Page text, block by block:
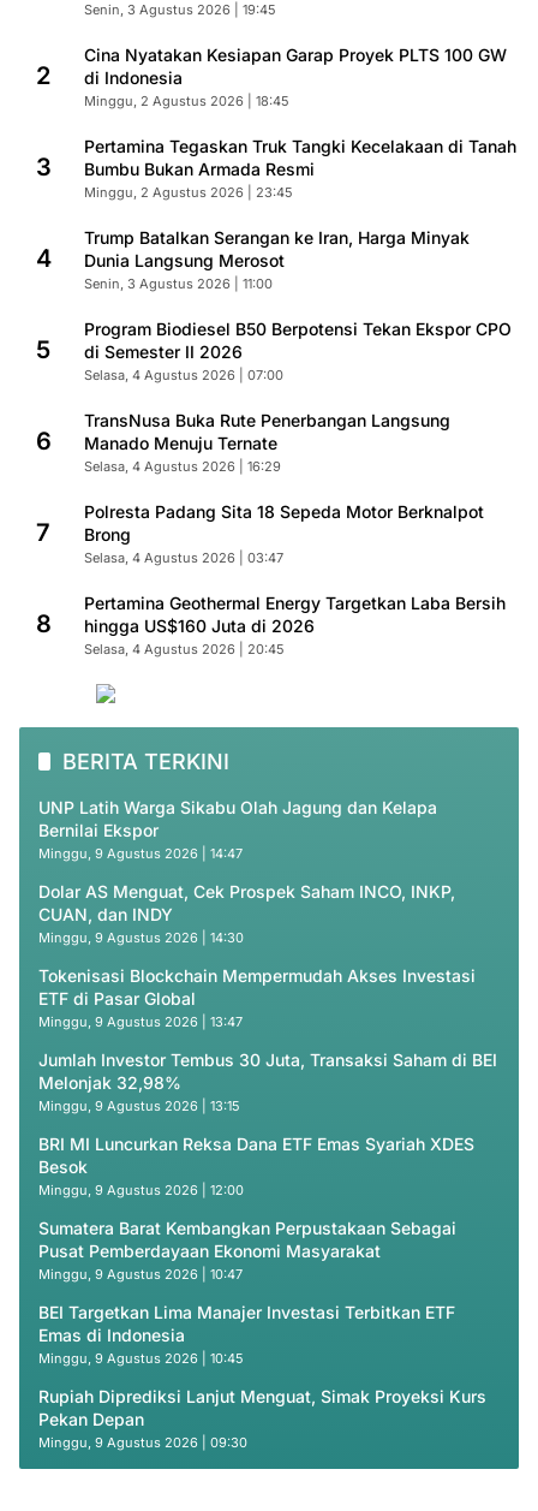
Senin, 3 Agustus 2026 | 19:45
2
Cina Nyatakan Kesiapan Garap Proyek PLTS 100 GW
di Indonesia
Minggu, 2 Agustus 2026 | 18:45
3
Pertamina Tegaskan Truk Tangki Kecelakaan di Tanah
Bumbu Bukan Armada Resmi
Minggu, 2 Agustus 2026 | 23:45
4
Trump Batalkan Serangan ke Iran, Harga Minyak
Dunia Langsung Merosot
Senin, 3 Agustus 2026 | 11:00
5
Program Biodiesel B50 Berpotensi Tekan Ekspor CPO
di Semester II 2026
Selasa, 4 Agustus 2026 | 07:00
6
TransNusa Buka Rute Penerbangan Langsung
Manado Menuju Ternate
Selasa, 4 Agustus 2026 | 16:29
7
Polresta Padang Sita 18 Sepeda Motor Berknalpot
Brong
Selasa, 4 Agustus 2026 | 03:47
8
Pertamina Geothermal Energy Targetkan Laba Bersih
hingga US$160 Juta di 2026
Selasa, 4 Agustus 2026 | 20:45
BERITA TERKINI
UNP Latih Warga Sikabu Olah Jagung dan Kelapa
Bernilai Ekspor
Minggu, 9 Agustus 2026 | 14:47
Dolar AS Menguat, Cek Prospek Saham INCO, INKP,
CUAN, dan INDY
Minggu, 9 Agustus 2026 | 14:30
Tokenisasi Blockchain Mempermudah Akses Investasi
ETF di Pasar Global
Minggu, 9 Agustus 2026 | 13:47
Jumlah Investor Tembus 30 Juta, Transaksi Saham di BEI
Melonjak 32,98%
Minggu, 9 Agustus 2026 | 13:15
BRI MI Luncurkan Reksa Dana ETF Emas Syariah XDES
Besok
Minggu, 9 Agustus 2026 | 12:00
Sumatera Barat Kembangkan Perpustakaan Sebagai
Pusat Pemberdayaan Ekonomi Masyarakat
Minggu, 9 Agustus 2026 | 10:47
BEI Targetkan Lima Manajer Investasi Terbitkan ETF
Emas di Indonesia
Minggu, 9 Agustus 2026 | 10:45
Rupiah Diprediksi Lanjut Menguat, Simak Proyeksi Kurs
Pekan Depan
Minggu, 9 Agustus 2026 | 09:30